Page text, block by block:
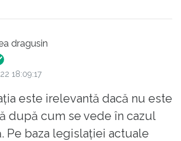
dragusin
18:09:17
este irelevantă dacă nu este
după cum se vede în cazul
Pe baza legislației actuale